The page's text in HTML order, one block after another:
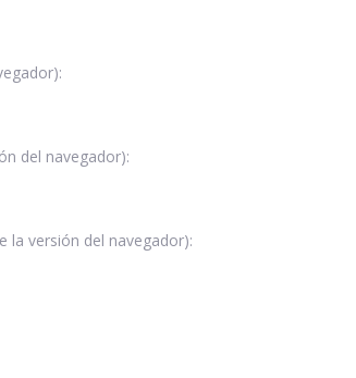
del navegador):
la versión del navegador):